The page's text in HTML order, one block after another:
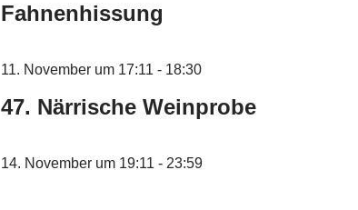
Fahnenhissung
11. November um 17:11 - 18:30
47. Närrische Weinprobe
14. November um 19:11 - 23:59